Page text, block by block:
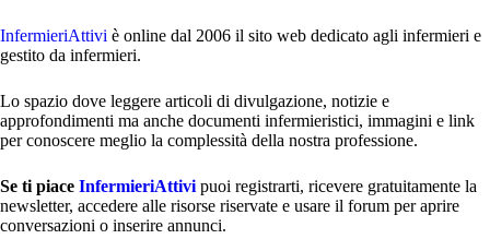
InfermieriAttivi è online dal 2006 il sito web dedicato agli infermieri e
gestito da infermieri.
Lo spazio dove leggere articoli di divulgazione, notizie e
approfondimenti ma anche documenti infermieristici, immagini e link
per conoscere meglio la complessità della nostra professione.
Se ti piace InfermieriAttivi puoi registrarti, ricevere gratuitamente la
newsletter, accedere alle risorse riservate e usare il forum per aprire
conversazioni o inserire annunci.